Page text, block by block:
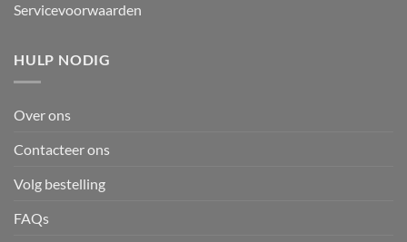
Servicevoorwaarden
HULP NODIG
Over ons
Contacteer ons
Volg bestelling
FAQs